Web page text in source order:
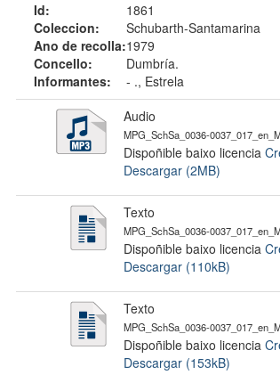
Id:
1861
Coleccion:
Schubarth-Santamarina
Ano de recolla:1979
Concello:
Dumbría.
Informantes:
- ., Estrela
Audio
MPG_SchSa_0036-
Dispoñible baixo licencia
Descargar (2MB)
Texto
MPG_SchSa_0036-
Dispoñible baixo licencia
Descargar (110kB)
Texto
MPG_SchSa_0036-
Dispoñible baixo licencia
Descargar (153kB)